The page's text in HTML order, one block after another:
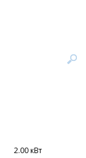
2.00 кВт